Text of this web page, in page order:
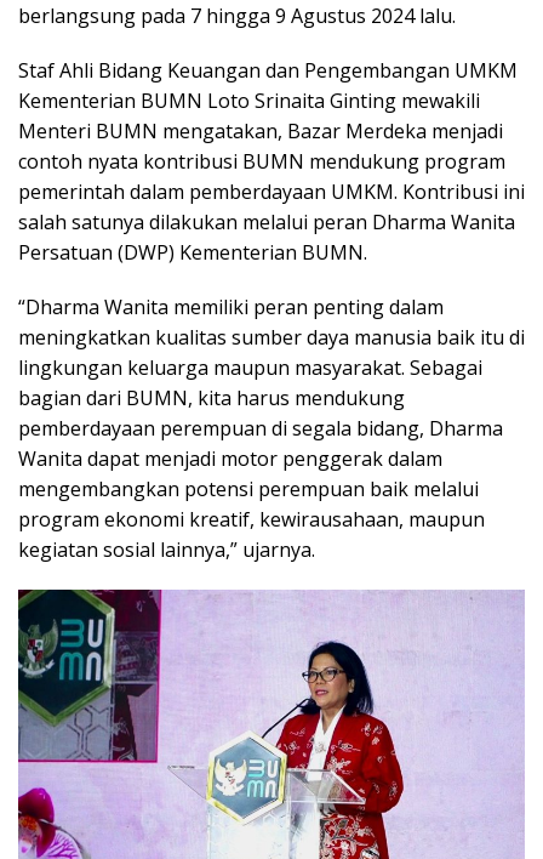
berlangsung pada 7 hingga 9 Agustus 2024 lalu.
Staf Ahli Bidang Keuangan dan Pengembangan UMKM
Kementerian BUMN Loto Srinaita Ginting mewakili
Menteri BUMN mengatakan, Bazar Merdeka menjadi
contoh nyata kontribusi BUMN mendukung program
pemerintah dalam pemberdayaan UMKM. Kontribusi ini
salah satunya dilakukan melalui peran Dharma Wanita
Persatuan (DWP) Kementerian BUMN.
“Dharma Wanita memiliki peran penting dalam
meningkatkan kualitas sumber daya manusia baik itu di
lingkungan keluarga maupun masyarakat. Sebagai
bagian dari BUMN, kita harus mendukung
pemberdayaan perempuan di segala bidang, Dharma
Wanita dapat menjadi motor penggerak dalam
mengembangkan potensi perempuan baik melalui
program ekonomi kreatif, kewirausahaan, maupun
kegiatan sosial lainnya,” ujarnya.